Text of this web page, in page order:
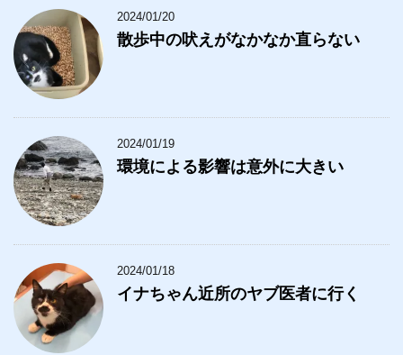
2024/01/20
散歩中の吠えがなかなか直らない
2024/01/19
環境による影響は意外に大きい
2024/01/18
イナちゃん近所のヤブ医者に行く